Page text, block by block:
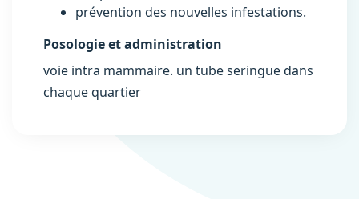
prévention des nouvelles infestations.
Posologie et administration
voie intra mammaire. un tube seringue dans
chaque quartier